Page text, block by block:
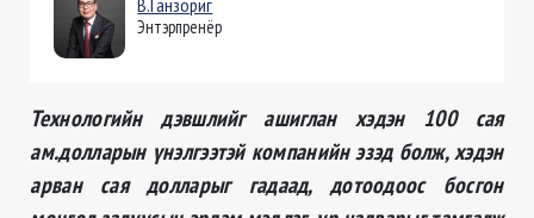
В.Ганзориг
Энтэрпренёр
Технологийн дэвшлийг ашиглан хэдэн 100 сая
ам.долларын үнэлгээтэй компанийн эзэд болж, хэдэн
арван сая долларыг гадаад, дотоодоос босгон